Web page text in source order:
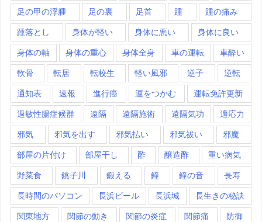
足の甲の浮腫 足の裏 足首 踵 踵の痛み
踵落とし 身体が軽い 身体に悪い 身体に良い
身体の軸 身体の重心 身体全身 車の運転 車酔い
軟骨 転居 転校生 軽い風邪 逆子 逆転
通知表 速報 進行癌 運をつかむ 運転免許更新
過敏性腸症候群 遠隔 遠隔施術 遠隔気功 適応力
邪気 邪気を出す 邪気払い 邪気祓い 邪魔
部屋の片付け 部屋干し 酢 醸造酢 重い病気
野菜食 銚子川 鍛える 鐘 鐘の音 長寿
長時間のパソコン 長浜ビール 長浜城 長生きの秘訣
関東地方 関節の動き 関節の炎症 関節痛 防御